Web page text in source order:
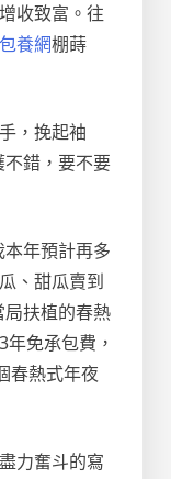
收致富。往
包養網棚蒔
，挽起袖
不錯，要不要
年預計再多
、甜瓜賣到
局扶植的春熱
免承包費，
春熱式年夜
力奮斗的寫